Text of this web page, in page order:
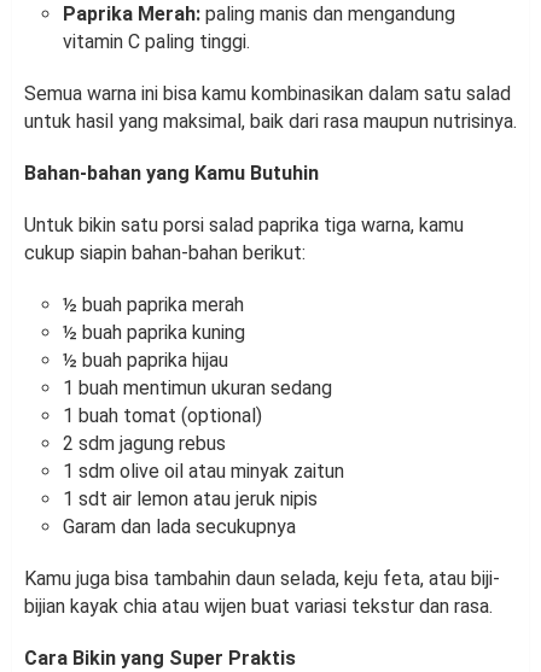
Paprika Merah: paling manis dan mengandung
vitamin C paling tinggi.
Semua warna ini bisa kamu kombinasikan dalam satu salad
untuk hasil yang maksimal, baik dari rasa maupun nutrisinya.
Bahan-bahan yang Kamu Butuhin
Untuk bikin satu porsi salad paprika tiga warna, kamu
cukup siapin bahan-bahan berikut:
½ buah paprika merah
½ buah paprika kuning
½ buah paprika hijau
1 buah mentimun ukuran sedang
1 buah tomat (optional)
2 sdm jagung rebus
1 sdm olive oil atau minyak zaitun
1 sdt air lemon atau jeruk nipis
Garam dan lada secukupnya
Kamu juga bisa tambahin daun selada, keju feta, atau biji-
bijian kayak chia atau wijen buat variasi tekstur dan rasa.
Cara Bikin yang Super Praktis